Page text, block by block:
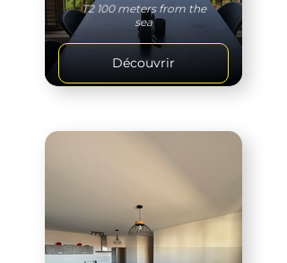
T2 100 meters from the
sea
Découvrir